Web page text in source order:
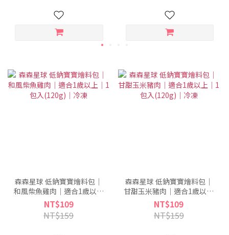
森森星球 低鈉寶寶燴料包｜
和風柴魚雞肉｜適合1歲以上
｜1包入(120g)｜冷凍
NT$109
NT$159
森森星球 低鈉寶寶燴料包｜
甘甜玉米豬肉｜適合1歲以上
｜1包入(120g)｜冷凍
NT$109
NT$159